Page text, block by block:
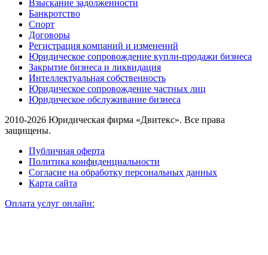
Взыскание задолженности
Банкротство
Спорт
Договоры
Регистрация компаний и изменений
Юридическое сопровождение купли-продажи бизнеса
Закрытие бизнеса и ликвидация
Интеллектуальная собственность
Юридическое сопровождение частных лиц
Юридическое обслуживание бизнеса
2010-2026 Юридическая фирма «Двитекс». Все права
защищены.
Публичная оферта
Политика конфиденциальности
Согласие на обработку персональных данных
Карта сайта
Оплата услуг онлайн: